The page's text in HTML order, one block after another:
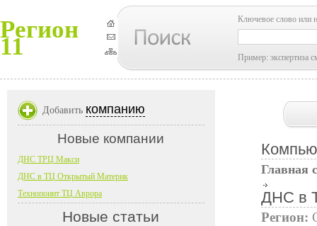
Регион
11
Ключевое слово или
Пример: экспертиза
Главная
ДНС в
Регион:
Добавить компанию
Новые компании
ДНС ТРЦ Макси
ДНС в ТЦ Открытый Материк
Технопоинт ТЦ Аврора
Новые статьи